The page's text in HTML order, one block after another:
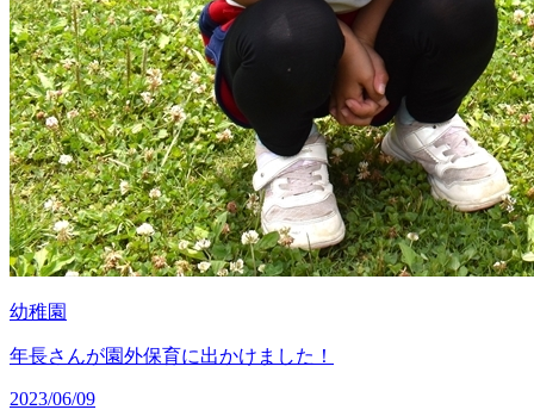
幼稚園
年長さんが園外保育に出かけました！
2023/06/09